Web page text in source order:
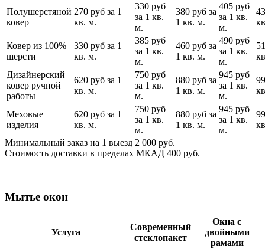
Полушерстяной
ковер
270 руб за 1
кв. м.
330 руб
за 1 кв.
м.
380 руб за
1 кв. м.
405 руб
за 1 кв.
м.
Ковер из 100%
шерсти
330 руб за 1
кв. м.
385 руб
за 1 кв.
м.
460 руб за
1 кв. м.
490 руб
за 1 кв.
м.
Дизайнерский
ковер ручной
работы
620 руб за 1
кв. м.
750 руб
за 1 кв.
м.
880 руб за
1 кв. м.
945 руб
за 1 кв.
м.
Меховые
изделия
620 руб за 1
кв. м.
750 руб
за 1 кв.
м.
880 руб за
1 кв. м.
945 руб
за 1 кв.
м.
Минимальный заказ на 1 выезд 2 000 руб.
Стоимость доставки в пределах МКАД 400 руб.
Мытье окон
Услуга
Современный
стеклопакет
Окна с
двойными
рамами